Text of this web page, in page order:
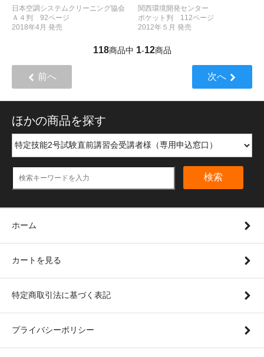
日本空調システムクリーニング協会
Ａ４判 92ページ
2018年4月 発売
関西環境開発センター
ポケット判 112ページ
2012年５月 発売
118商品中 1-12商品
前へ 次へ
ほかの商品を探す
検索
ホーム
カートを見る
特定商取引法に基づく表記
プライバシーポリシー